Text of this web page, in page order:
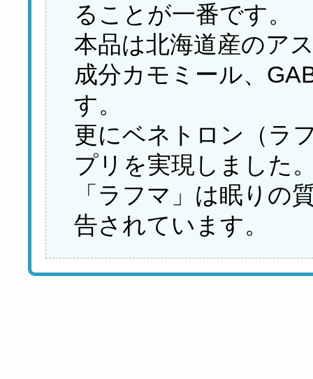
ることが一番です。
本品は北海道産のア
成分カモミール、
す。
更にベネトロン（ラ
プリを実現しました
「ラフマ」は眠りの
告されています。